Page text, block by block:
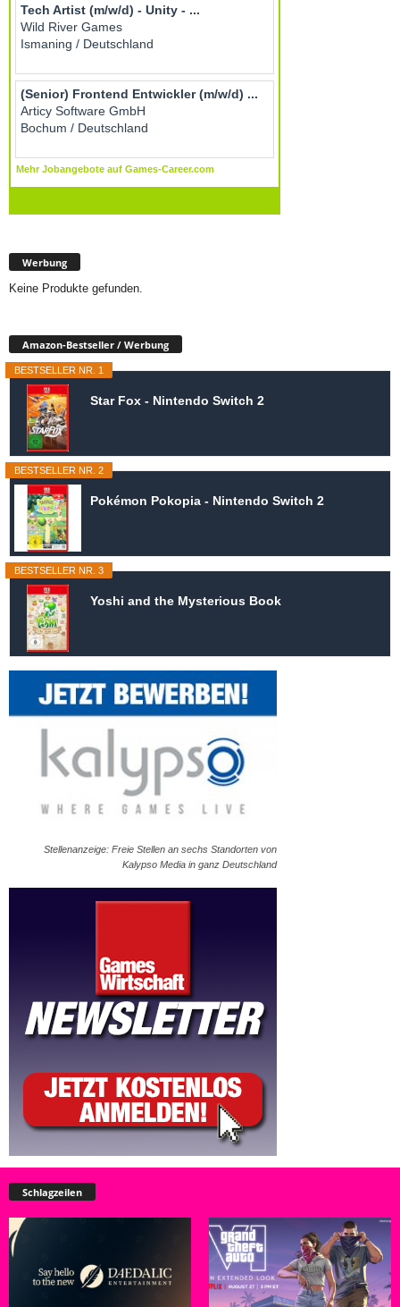
Werbung
Keine Produkte gefunden.
Amazon-Bestseller / Werbung
BESTSELLER NR. 1
Star Fox - Nintendo Switch 2
BESTSELLER NR. 2
Pokémon Pokopia - Nintendo Switch 2
BESTSELLER NR. 3
Yoshi and the Mysterious Book
Stellenanzeige: Freie Stellen an sechs Standorten von
Kalypso Media in ganz Deutschland
Schlagzeilen